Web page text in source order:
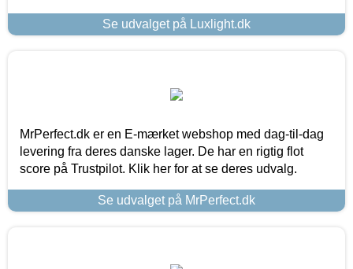
Se udvalget på Luxlight.dk
MrPerfect.dk er en E-mærket webshop med dag-til-dag
levering fra deres danske lager. De har en rigtig flot
score på Trustpilot. Klik her for at se deres udvalg.
Se udvalget på MrPerfect.dk